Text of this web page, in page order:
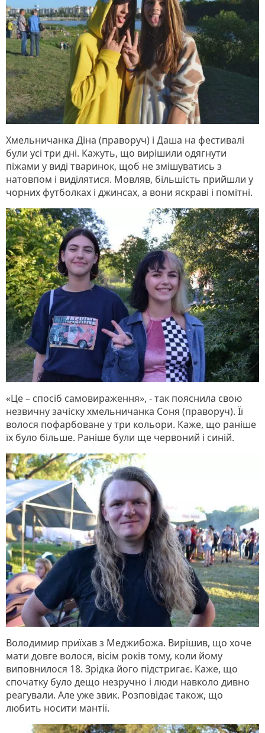
Хмельничанка Діна (праворуч) і Даша на фестивалі
були усі три дні. Кажуть, що вирішили одягнути
піжами у виді тваринок, щоб не змішуватись з
натовпом і виділятися. Мовляв, більшість прийшли у
чорних футболках і джинсах, а вони яскраві і помітні.
«Це – спосіб самовираження», - так пояснила свою
незвичну зачіску хмельничанка Соня (праворуч). Її
волося пофарбоване у три кольори. Каже, що раніше
їх було більше. Раніше були ще червоний і синій.
Володимир приїхав з Меджибожа. Вирішив, що хоче
мати довге волося, вісім років тому, коли йому
виповнилося 18. Зрідка його підстригає. Каже, що
спочатку було дещо незручно і люди навколо дивно
реагували. Але уже звик. Розповідає також, що
любить носити мантії.